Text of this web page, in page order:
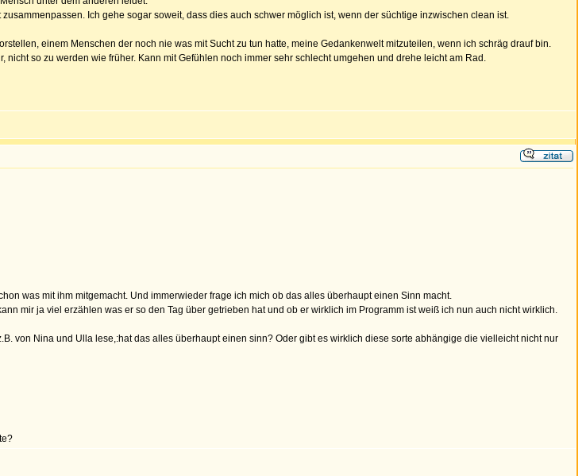
Ich gehe sogar soweit, dass dies auch schwer möglich ist, wenn der süchtige inzwischen clean ist.
einem Menschen der noch nie was mit Sucht zu tun hatte, meine Gedankenwelt mitzuteilen, wenn ich schräg drauf bin.
so zu werden wie früher. Kann mit Gefühlen noch immer sehr schlecht umgehen und drehe leicht am Rad.
was mit ihm mitgemacht. Und immerwieder frage ich mich ob das alles überhaupt einen Sinn macht.
mir ja viel erzählen was er so den Tag über getrieben hat und ob er wirklich im Programm ist weiß ich nun auch nicht wirklich.
von Nina und Ulla lese,:hat das alles überhaupt einen sinn? Oder gibt es wirklich diese sorte abhängige die vielleicht nicht nur